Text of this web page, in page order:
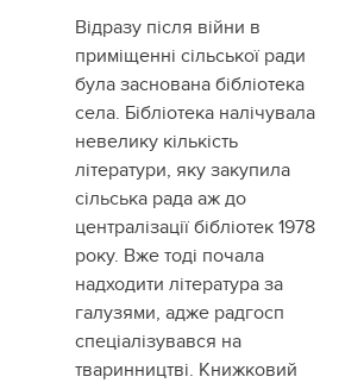
Відразу після війни в
приміщенні сільської ради
була заснована бібліотека
села. Бібліотека налічувала
невелику кількість
літератури, яку закупила
сільська рада аж до
централізації бібліотек 1978
року. Вже тоді почала
надходити література за
галузями, адже радгосп
спеціалізувався на
тваринництві. Книжковий